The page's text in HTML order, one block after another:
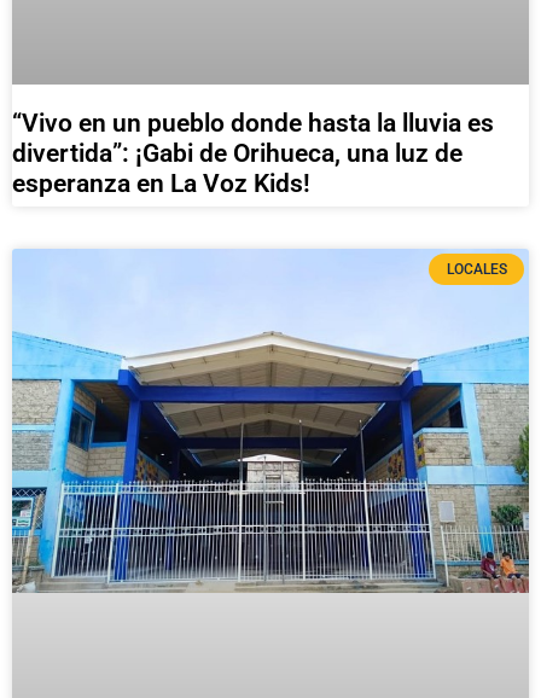
“Vivo en un pueblo donde hasta la lluvia es
divertida”: ¡Gabi de Orihueca, una luz de
esperanza en La Voz Kids!
LOCALES